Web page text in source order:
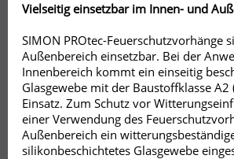
Vielseitig einsetzbar im Innen- und
SIMON PROtec-Feuerschutzvorhänge
Außenbereich einsetzbar. Bei der
Innenbereich kommt ein einseitig
Glasgewebe mit der Baustoffklasse A2
Einsatz. Zum Schutz vor
einer Verwendung des
Außenbereich ein
silikonbeschichtetes Glasgewebe